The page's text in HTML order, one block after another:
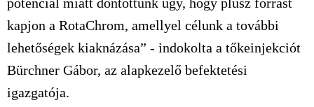
kapjon a RotaChrom, amellyel célunk a további
lehetőségek kiaknázása” - indokolta a tőkeinjekciót
Bürchner Gábor, az alapkezelő befektetési
igazgatója.